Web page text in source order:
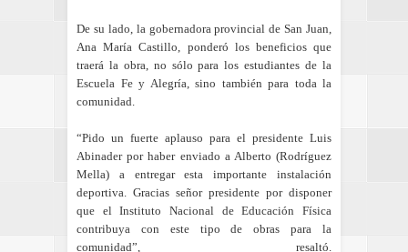
De su lado, la gobernadora provincial de San Juan,
Ana María Castillo, ponderó los beneficios que
traerá la obra, no sólo para los estudiantes de la
Escuela Fe y Alegría, sino también para toda la
comunidad.
“Pido un fuerte aplauso para el presidente Luis
Abinader por haber enviado a Alberto (Rodríguez
Mella) a entregar esta importante instalación
deportiva. Gracias señor presidente por disponer
que el Instituto Nacional de Educación Física
contribuya con este tipo de obras para la
comunidad”, resaltó.